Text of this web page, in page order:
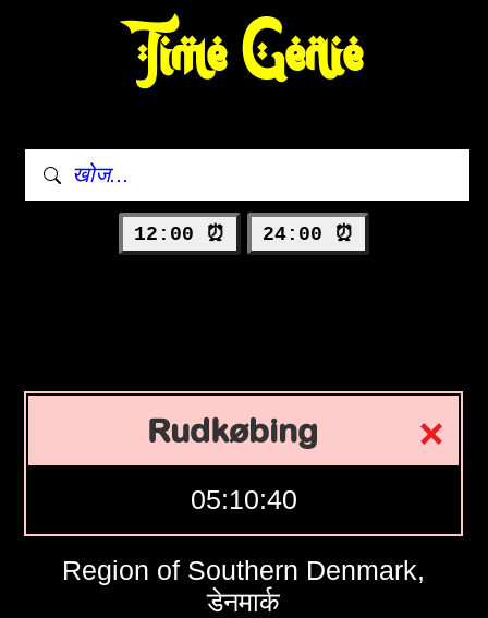
Time Genie
12:00 ⏰ 24:00 ⏰
Rudkøbing
05:10:40
Region of Southern Denmark,
डेनमार्क